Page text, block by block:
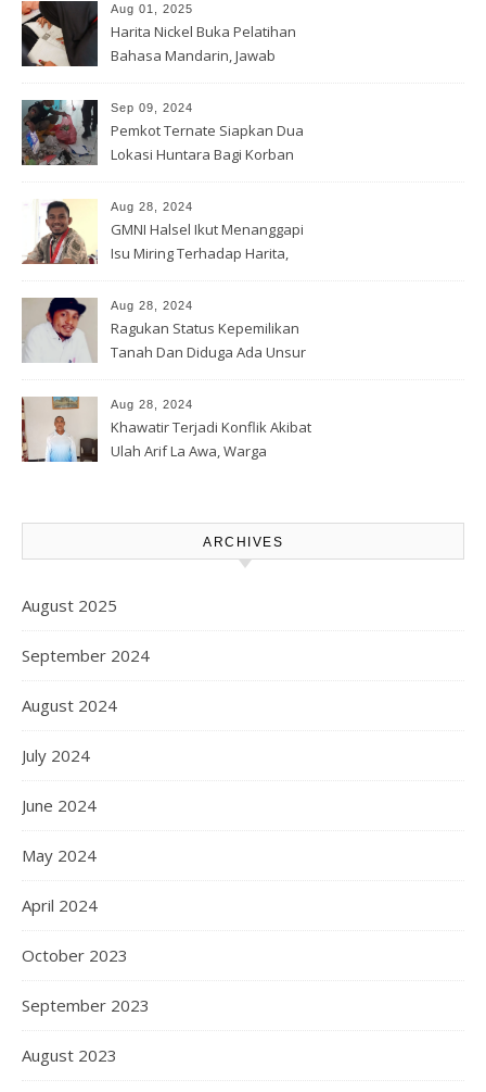
Aug 01, 2025
Harita Nickel Buka Pelatihan
Bahasa Mandarin, Jawab
Sep 09, 2024
Pemkot Ternate Siapkan Dua
Lokasi Huntara Bagi Korban
Aug 28, 2024
GMNI Halsel Ikut Menanggapi
Isu Miring Terhadap Harita,
Lahan Warga
Aug 28, 2024
Ragukan Status Kepemilikan
Tanah Dan Diduga Ada Unsur
Korporasi Harita, GPM Halsel
Minta Polres Panggil Dan
Tetapkan Bapak Arif La Awa
Aug 28, 2024
Khawatir Terjadi Konflik Akibat
Ulah Arif La Awa, Warga
ARCHIVES
August 2025
September 2024
August 2024
July 2024
June 2024
May 2024
April 2024
October 2023
September 2023
August 2023